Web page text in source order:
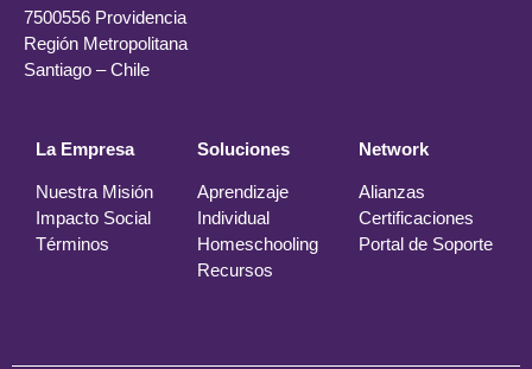
7500556 Providencia
Región Metropolitana
Santiago – Chile
La Empresa
Nuestra Misión
Impacto Social
Términos
Soluciones
Aprendizaje
Individual
Homeschooling
Recursos
Network
Alianzas
Certificaciones
Portal de Soporte